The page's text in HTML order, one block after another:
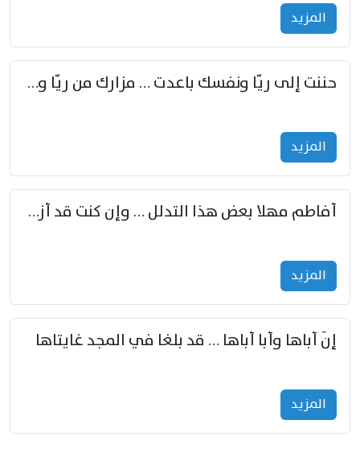
المزید
حننت إلى ريّا ونفسك باعدت … مزارك من ريّا وشعباكما معا
المزید
أفاطم مهلا بعض هذا التدلل … وإن كنت قد أزمعت صرمي فأجملي
المزید
إنّ أباها وأبا أباها … قد بلغا في المجد غايتاها
المزید